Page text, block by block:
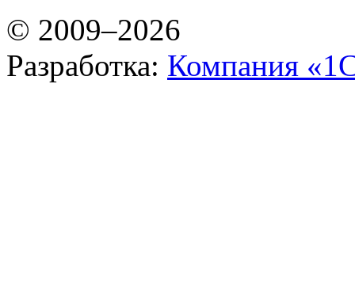
© 2009–2026
Разработка: Компания